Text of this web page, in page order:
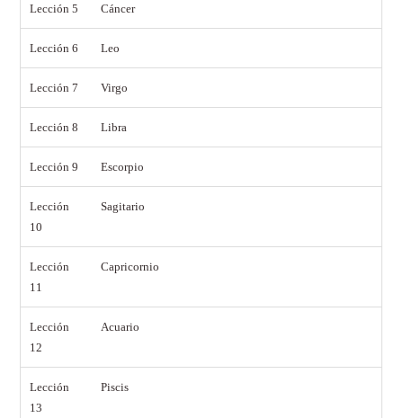
Lección 5 Cáncer
Lección 6 Leo
Lección 7 Virgo
Lección 8 Libra
Lección 9 Escorpio
Lección
10
Sagitario
Lección
11
Capricornio
Lección
12
Acuario
Lección
13
Piscis